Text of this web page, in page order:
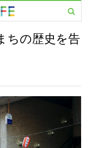
ちの歴史を告